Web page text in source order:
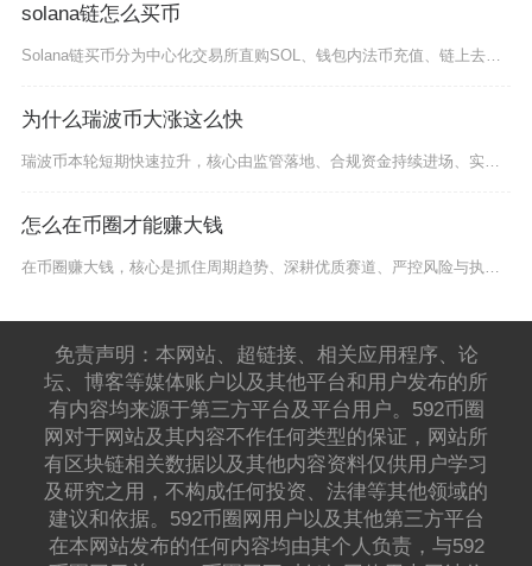
solana链怎么买币
Solana链买币分为中心化交易所直购SOL、钱包内法币充值、链上去中心化平台兑换三类完整
为什么瑞波币大涨这么快
怎么在币圈才能赚大钱
免责声明：本网站、超链接、相关应用程序、论
坛、博客等媒体账户以及其他平台和用户发布的所
有内容均来源于第三方平台及平台用户。592币圈
网对于网站及其内容不作任何类型的保证，网站所
有区块链相关数据以及其他内容资料仅供用户学习
及研究之用，不构成任何投资、法律等其他领域的
建议和依据。592币圈网用户以及其他第三方平台
在本网站发布的任何内容均由其个人负责，与592